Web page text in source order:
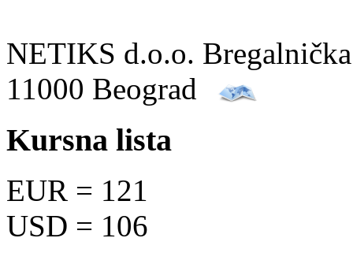
NETIKS d.o.o.
11000 Beograd
Kursna lista
EUR = 121
USD = 106